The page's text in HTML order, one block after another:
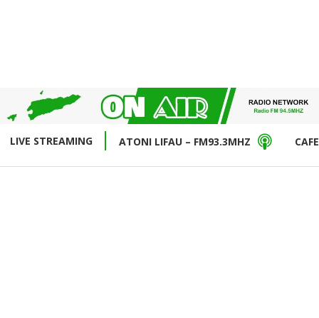
LIVE STREAMING ATONI LIFAU – FM93.3MHZ